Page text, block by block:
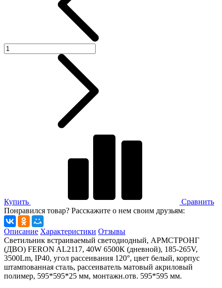
Купить
Сравнить
Понравился товар? Расскажите о нем своим друзьям:
Описание Характеристики Отзывы
Светильник встраиваемый светодиодный, АРМСТРОНГ
(ДВО) FERON AL2117, 40W 6500К (дневной), 185-265V,
3500Lm, IP40, угол рассеивания 120°, цвет белый, корпус
штампованная сталь, рассеиватель матовый акриловый
полимер, 595*595*25 мм, монтажн.отв. 595*595 мм.